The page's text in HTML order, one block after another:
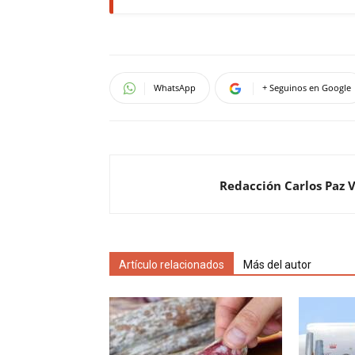
WhatsApp + Seguinos en Google
Redacción Carlos Paz
Artículo relacionados Más del autor